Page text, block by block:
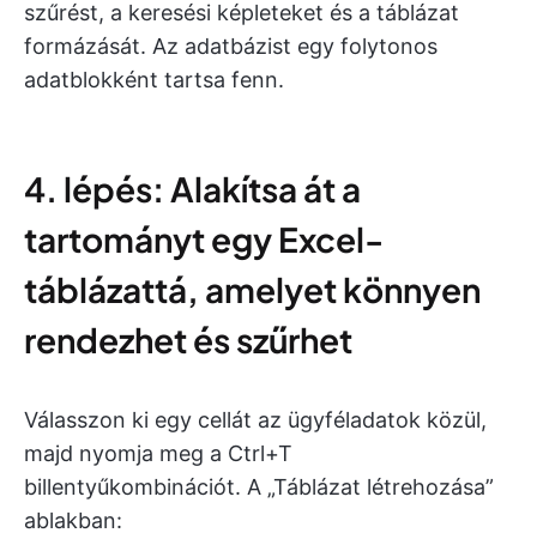
szűrést, a keresési képleteket és a táblázat
formázását. Az adatbázist egy folytonos
adatblokként tartsa fenn.
4. lépés: Alakítsa át a
tartományt egy Excel-
táblázattá, amelyet könnyen
rendezhet és szűrhet
Válasszon ki egy cellát az ügyféladatok közül,
majd nyomja meg a Ctrl+T
billentyűkombinációt. A „Táblázat létrehozása”
ablakban: